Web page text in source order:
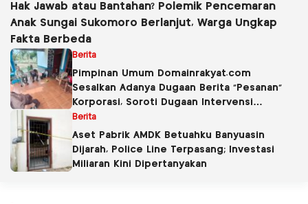
Hak Jawab atau Bantahan? Polemik Pencemaran
Anak Sungai Sukomoro Berlanjut, Warga Ungkap
Fakta Berbeda
Berita
Pimpinan Umum Domainrakyat.com
Sesalkan Adanya Dugaan Berita “Pesanan”
Korporasi, Soroti Dugaan Intervensi
terhadap Narasumber Kasus Pencemaran
Lingkungan
Berita
Aset Pabrik AMDK Betuahku Banyuasin
Dijarah, Police Line Terpasang; Investasi
Miliaran Kini Dipertanyakan